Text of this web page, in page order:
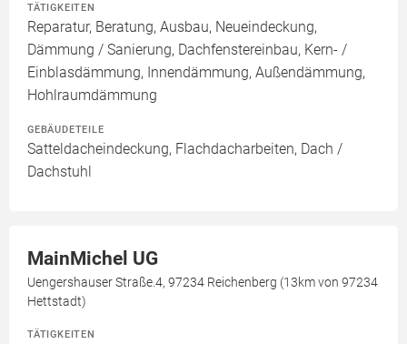
TÄTIGKEITEN
Reparatur, Beratung, Ausbau, Neueindeckung,
Dämmung / Sanierung, Dachfenstereinbau, Kern- /
Einblasdämmung, Innendämmung, Außendämmung,
Hohlraumdämmung
GEBÄUDETEILE
Satteldacheindeckung, Flachdacharbeiten, Dach /
Dachstuhl
MainMichel UG
Uengershauser Straße.4, 97234 Reichenberg (13km von 97234
Hettstadt)
TÄTIGKEITEN